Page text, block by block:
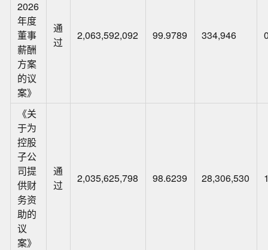
2026
年度
董事
薪酬
方案
的议
案》
通
过
2,063,592,092 99.9789 334,946
《关
于为
控股
子公
司提
供财
务资
助的
议
案》
通
过
2,035,625,798 98.6239 28,306,530